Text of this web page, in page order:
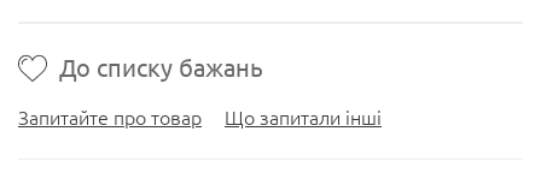
До списку бажань
Запитайте про товар Що запитали інші